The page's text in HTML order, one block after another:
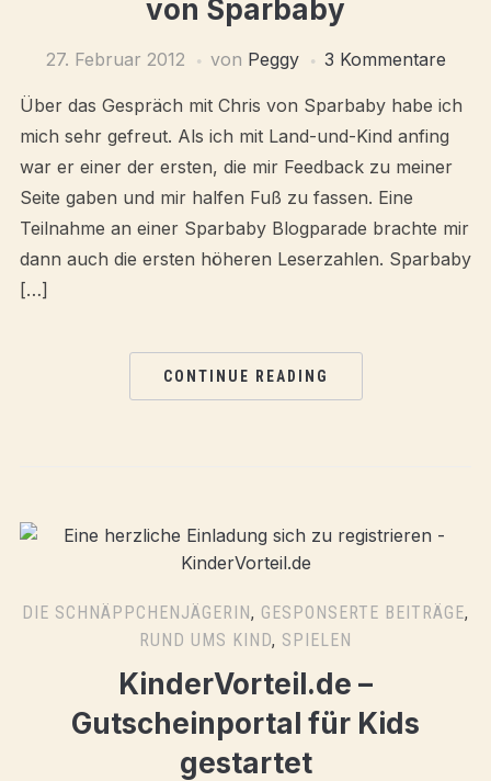
von Sparbaby
27. Februar 2012 von Peggy 3 Kommentare
Über das Gespräch mit Chris von Sparbaby habe ich
mich sehr gefreut. Als ich mit Land-und-Kind anfing
war er einer der ersten, die mir Feedback zu meiner
Seite gaben und mir halfen Fuß zu fassen. Eine
Teilnahme an einer Sparbaby Blogparade brachte mir
dann auch die ersten höheren Leserzahlen. Sparbaby
[…]
CONTINUE READING
DIE SCHNÄPPCHENJÄGERIN, GESPONSERTE BEITRÄGE,
RUND UMS KIND, SPIELEN
KinderVorteil.de –
Gutscheinportal für Kids
gestartet